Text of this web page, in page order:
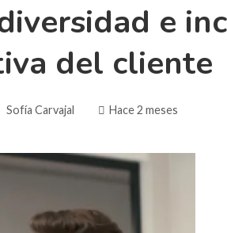
e
del cliente
Sofía Carvajal Hace 2 meses